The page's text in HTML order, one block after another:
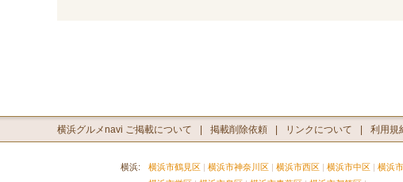
横浜グルメnavi ご掲載について 掲載削除依頼 リンクについて 利用規
横浜: 横浜市鶴見区 横浜市神奈川区 横浜市西区 横浜市中区 横浜